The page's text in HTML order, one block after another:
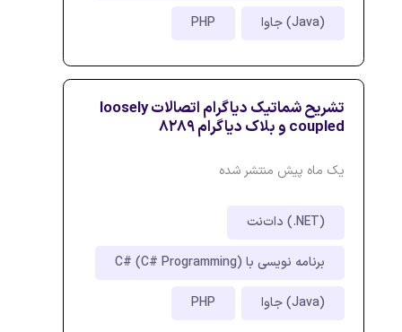
جاوا (Java) PHP
تشریح شماتیک دیاگرام اتصالات loosely
coupled و بلاک دیاگرام 8289
یک ماه پیش منتشر شده
دات‌نت (.NET)
برنامه نویسی با C# (C# Programming)
جاوا (Java) PHP